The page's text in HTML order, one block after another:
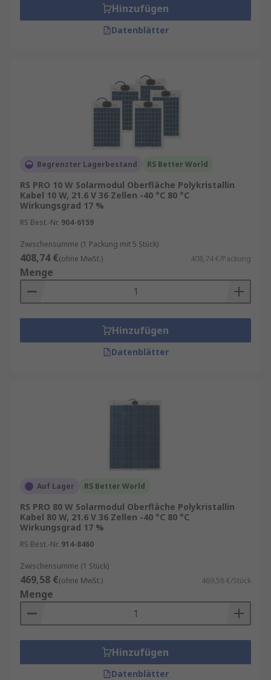
Hinzufügen
Datenblätter
Begrenzter Lagerbestand RS Better World
RS PRO 10 W Solarmodul Oberfläche Polykristallin
Kabel 10 W, 21.6 V 36 Zellen -40 °C 80 °C
Wirkungsgrad 17 %
RS Best.-Nr. 904-6159
Zwischensumme (1 Packung mit 5 Stück)
408,74 €(ohne MwSt.) 408,74 €/Packung
Menge
Hinzufügen
Datenblätter
Auf Lager RS Better World
RS PRO 80 W Solarmodul Oberfläche Polykristallin
Kabel 80 W, 21.6 V 36 Zellen -40 °C 80 °C
Wirkungsgrad 17 %
RS Best.-Nr. 914-8460
Zwischensumme (1 Stück)
469,58 €(ohne MwSt.) 469,58 €/Stück
Menge
Hinzufügen
Datenblätter